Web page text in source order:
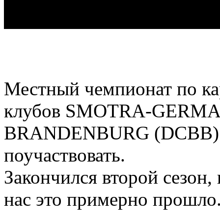
Местный чемпионат по
клубов SMOTRA-
BRANDENBURG (DCBB)
поучаствовать.
Закончился второй
нас это примерно